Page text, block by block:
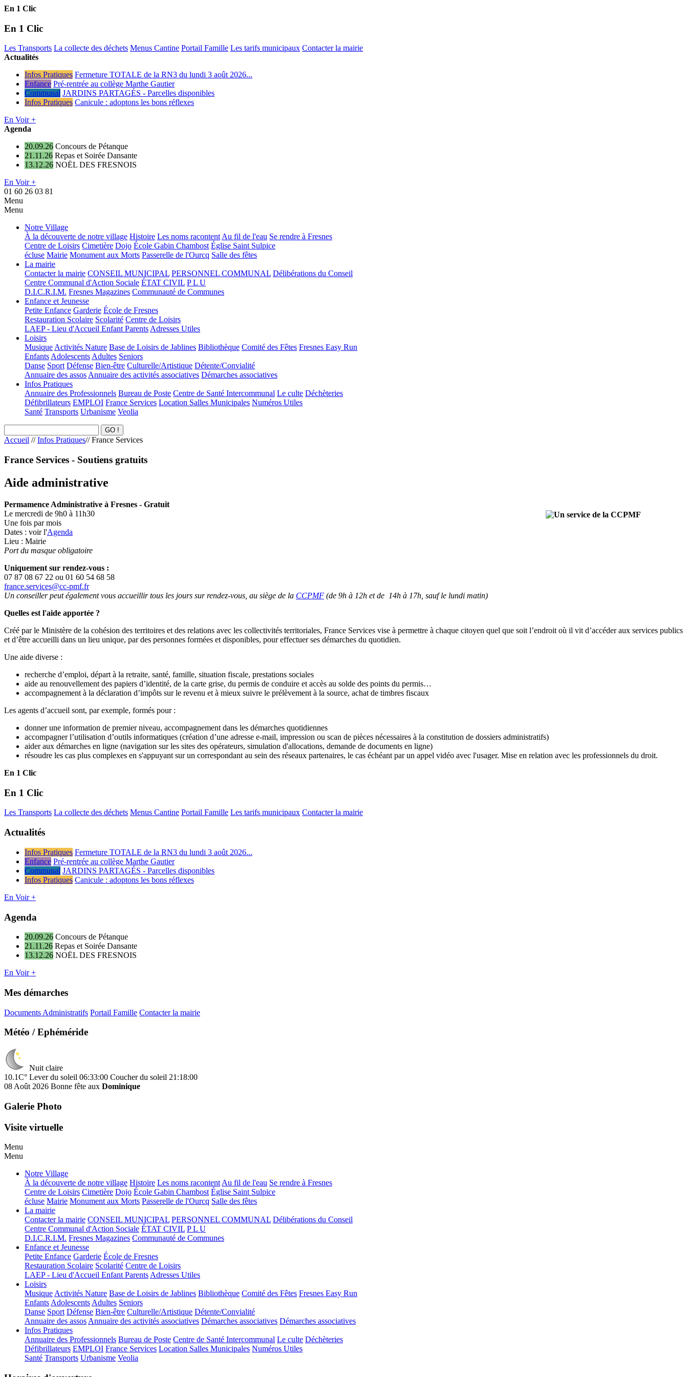
En 1 Clic
En 1 Clic
Les Transports La collecte des déchets Menus Cantine Portail Famille Les tarifs municipaux Contacter la mairie
Actualités
Infos Pratiques Fermeture TOTALE de la RN3 du lundi 3 août 2026...
Enfance Pré-rentrée au collège Marthe Gautier
Communal JARDINS PARTAGÉS - Parcelles disponibles
Infos Pratiques Canicule : adoptons les bons réflexes
En Voir +
Agenda
20.09.26 Concours de Pétanque
21.11.26 Repas et Soirée Dansante
13.12.26 NOËL DES FRESNOIS
En Voir +
01 60 26 03 81
Menu
Menu
Notre Village
À la découverte de notre village Histoire Les noms racontentAu fil de l'eau Se rendre à Fresnes
Centre de Loisirs Cimetière Dojo École Gabin Chambost Église Saint Sulpice
écluse Mairie Monument aux Morts Passerelle de l'Ourcq Salle des fêtes
La mairie
Contacter la mairie CONSEIL MUNICIPAL PERSONNEL COMMUNAL Délibérations du Conseil
Centre Communal d'Action Sociale ÉTAT CIVIL P L U
D.I.C.R.I.M. Fresnes Magazines Communauté de Communes
Enfance et Jeunesse
Petite Enfance Garderie École de Fresnes
Restauration Scolaire Scolarité Centre de Loisirs
LAEP - Lieu d'Accueil Enfant ParentsAdresses Utiles
Loisirs
MusiqueActivités Nature Base de Loisirs de Jablines Bibliothèque Comité des Fêtes Fresnes Easy Run
EnfantsAdolescentsAdultes Seniors
Danse Sport Défense Bien-être Culturelle/Artistique Détente/Convialité
Annuaire des assosAnnuaire des activités associatives Démarches associatives
Infos Pratiques
Annuaire des Professionnels Bureau de Poste Centre de Santé Intercommunal Le culte Déchèteries
Défibrillateurs EMPLOI France Services Location Salles Municipales Numéros Utiles
Santé Transports Urbanisme Veolia
Accueil // Infos Pratiques// France Services
France Services - Soutiens gratuits
Aide administrative
Permamence Administrative à Fresnes - Gratuit
Le mercredi de 9h0 à 11h30
Une fois par mois
Dates : voir l'Agenda
Lieu : Mairie
Port du masque obligatoire
Uniquement sur rendez-vous :
07 87 08 67 22 ou 01 60 54 68 58
france.services@cc-pmf.fr
Un conseiller peut également vous accueillir tous les jours sur rendez-vous, au siège de la CCPMF (de 9h à 12h et de 14h à 17h, sauf le lundi matin)
Quelles est l'aide apportée ?
Créé par le Ministère de la cohésion des territoires et des relations avec les collectivités territoriales, France Services vise à permettre à chaque citoyen quel que soit l’endroit où il vit d’accéder aux services publics
et d’être accueilli dans un lieu unique, par des personnes formées et disponibles, pour effectuer ses démarches du quotidien.
Une aide diverse :
recherche d’emploi, départ à la retraite, santé, famille, situation fiscale, prestations sociales
aide au renouvellement des papiers d’identité, de la carte grise, du permis de conduire et accès au solde des points du permis…
accompagnement à la déclaration d’impôts sur le revenu et à mieux suivre le prélèvement à la source, achat de timbres fiscaux
Les agents d’accueil sont, par exemple, formés pour :
donner une information de premier niveau, accompagnement dans les démarches quotidiennes
accompagner l’utilisation d’outils informatiques (création d’une adresse e-mail, impression ou scan de pièces nécessaires à la constitution de dossiers administratifs)
aider aux démarches en ligne (navigation sur les sites des opérateurs, simulation d'allocations, demande de documents en ligne)
résoudre les cas plus complexes en s'appuyant sur un correspondant au sein des réseaux partenaires, le cas échéant par un appel vidéo avec l'usager. Mise en relation avec les professionnels du droit.
En 1 Clic
En 1 Clic
Les Transports La collecte des déchets Menus Cantine Portail Famille Les tarifs municipaux Contacter la mairie
Actualités
Infos Pratiques Fermeture TOTALE de la RN3 du lundi 3 août 2026...
Enfance Pré-rentrée au collège Marthe Gautier
Communal JARDINS PARTAGÉS - Parcelles disponibles
Infos Pratiques Canicule : adoptons les bons réflexes
En Voir +
Agenda
20.09.26 Concours de Pétanque
21.11.26 Repas et Soirée Dansante
13.12.26 NOËL DES FRESNOIS
En Voir +
Mes démarches
Documents Administratifs Portail Famille Contacter la mairie
Météo / Ephéméride
Nuit claire
10.1C° Lever du soleil 06:33:00 Coucher du soleil 21:18:00
08 Août 2026 Bonne fête aux Dominique
Galerie Photo
Visite virtuelle
Menu
Menu
Notre Village
À la découverte de notre village Histoire Les noms racontent Au fil de l'eau Se rendre à Fresnes
Centre de Loisirs Cimetière Dojo École Gabin Chambost Église Saint Sulpice
écluse Mairie Monument aux Morts Passerelle de l'Ourcq Salle des fêtes
La mairie
Contacter la mairie CONSEIL MUNICIPAL PERSONNEL COMMUNAL Délibérations du Conseil
Centre Communal d'Action Sociale ÉTAT CIVIL P L U
D.I.C.R.I.M. Fresnes Magazines Communauté de Communes
Enfance et Jeunesse
Petite Enfance Garderie École de Fresnes
Restauration Scolaire Scolarité Centre de Loisirs
LAEP - Lieu d'Accueil Enfant Parents Adresses Utiles
Loisirs
Musique Activités Nature Base de Loisirs de Jablines Bibliothèque Comité des Fêtes Fresnes Easy Run
Enfants Adolescents Adultes Seniors
Danse Sport Défense Bien-être Culturelle/Artistique Détente/Convialité
Annuaire des assos Annuaire des activités associatives Démarches associatives Démarches associatives
Infos Pratiques
Annuaire des Professionnels Bureau de Poste Centre de Santé Intercommunal Le culte Déchèteries
Défibrillateurs EMPLOI France Services Location Salles Municipales Numéros Utiles
Santé Transports Urbanisme Veolia